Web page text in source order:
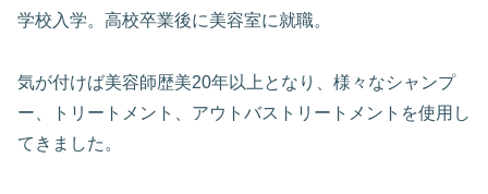
学校入学。高校卒業後に美容室に就職。
気が付けば美容師歴美20年以上となり、様々なシャンプ
ー、トリートメント、アウトバストリートメントを使用し
てきました。